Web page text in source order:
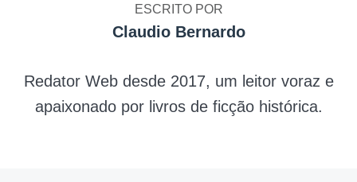
ESCRITO POR
Claudio Bernardo
Redator Web desde 2017, um leitor voraz e
apaixonado por livros de ficção histórica.